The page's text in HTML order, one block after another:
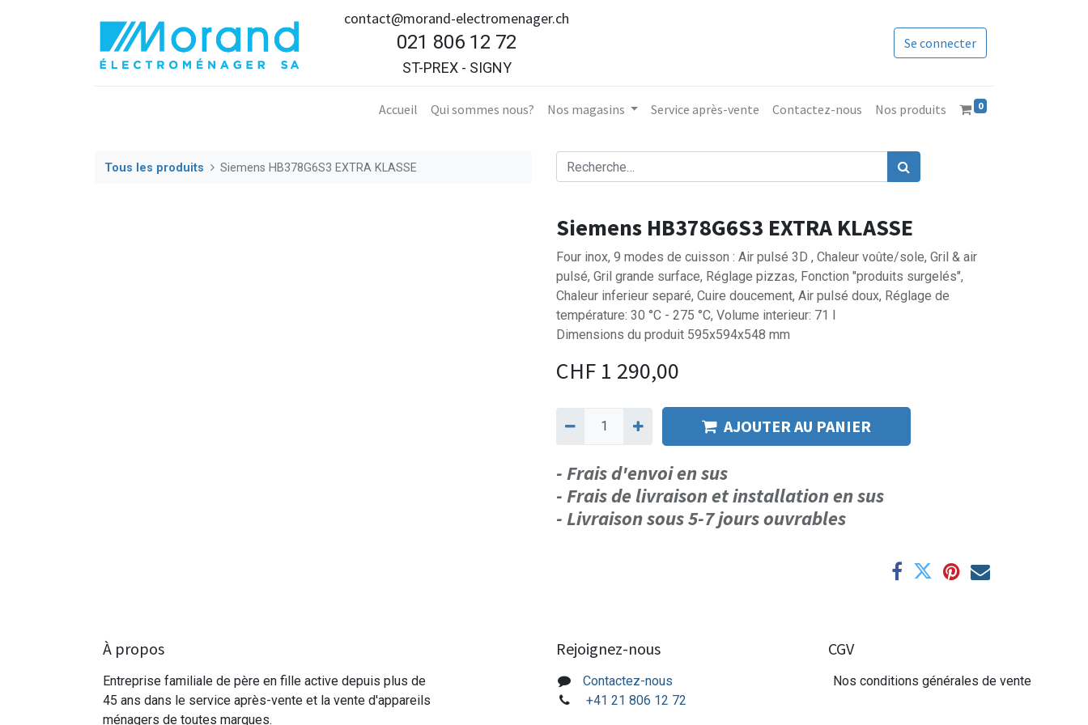
contact@morand-electromenager.ch
021 806 12 72
ST-PREX - SIGNY
Se connecter
Accueil​ Qui sommes nous? Nos magasins Service après-vente Contactez-nous Nos produits 0
Tous les produits Siemens HB378G6S3 EXTRA KLASSE
Siemens HB378G6S3 EXTRA KLASSE
Four inox, 9 modes de cuisson : Air pulsé 3D , Chaleur voûte/sole, Gril & air
pulsé, Gril grande surface, Réglage pizzas, Fonction "produits surgelés",
Chaleur inferieur separé, Cuire doucement, Air pulsé doux, Réglage de
température: 30 °C - 275 °C, Volume interieur: 71 l
Dimensions du produit 595x594x548 mm
CHF 1 290,00
AJOUTER AU PANIER
- Frais d'envoi en sus
- Frais de livraison et installation en sus
- Livraison sous 5-7 jours ouvrables
À propos
Entreprise familiale de père en fille active depuis plus de
45 ans dans le service après-vente et la vente d'appareils
ménagers de toutes marques.
Rejoignez-nous
Contactez-nous
+41 21 806 12 72
CGV
Nos conditions générales de vente